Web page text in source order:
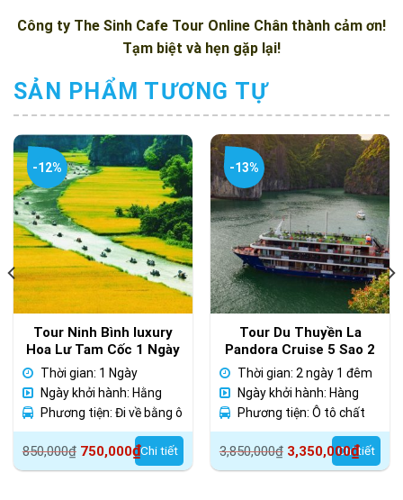
Công ty The Sinh Cafe Tour Online Chân thành cảm ơn!
Tạm biệt và hẹn gặp lại!
SẢN PHẨM TƯƠNG TỰ
-12%
Tour Ninh Bình luxury
Hoa Lư Tam Cốc 1 Ngày
Thời gian: 1 Ngày
Ngày khởi hành: Hằng
ngày
Phương tiện: Đi về bằng ô
tô chất lượng cao
850,000₫
Giá
gốc
750,000₫
Giá
hiện
Chi tiết
-13%
Tour Du Thuyền La
Pandora Cruise 5 Sao 2
Ngày 1 Đêm
Thời gian: 2 ngày 1 đêm
Ngày khởi hành: Hàng
ngày
Phương tiện: Ô tô chất
lượng cao
3,850,000₫
Giá
gốc
3,350,000₫
Giá
hiện
Chi tiết